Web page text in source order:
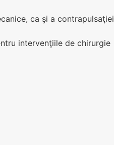
ca şi a contrapulsaţiei
intervenţiile de chirurgie